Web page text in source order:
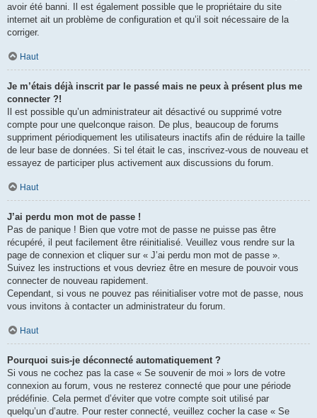
avoir été banni. Il est également possible que le propriétaire du site
internet ait un problème de configuration et qu’il soit nécessaire de la
corriger.
Haut
Je m’étais déjà inscrit par le passé mais ne peux à présent plus me
connecter ?!
Il est possible qu’un administrateur ait désactivé ou supprimé votre
compte pour une quelconque raison. De plus, beaucoup de forums
suppriment périodiquement les utilisateurs inactifs afin de réduire la taille
de leur base de données. Si tel était le cas, inscrivez-vous de nouveau et
essayez de participer plus activement aux discussions du forum.
Haut
J’ai perdu mon mot de passe !
Pas de panique ! Bien que votre mot de passe ne puisse pas être
récupéré, il peut facilement être réinitialisé. Veuillez vous rendre sur la
page de connexion et cliquer sur « J’ai perdu mon mot de passe ».
Suivez les instructions et vous devriez être en mesure de pouvoir vous
connecter de nouveau rapidement.
Cependant, si vous ne pouvez pas réinitialiser votre mot de passe, nous
vous invitons à contacter un administrateur du forum.
Haut
Pourquoi suis-je déconnecté automatiquement ?
Si vous ne cochez pas la case « Se souvenir de moi » lors de votre
connexion au forum, vous ne resterez connecté que pour une période
prédéfinie. Cela permet d’éviter que votre compte soit utilisé par
quelqu’un d’autre. Pour rester connecté, veuillez cocher la case « Se